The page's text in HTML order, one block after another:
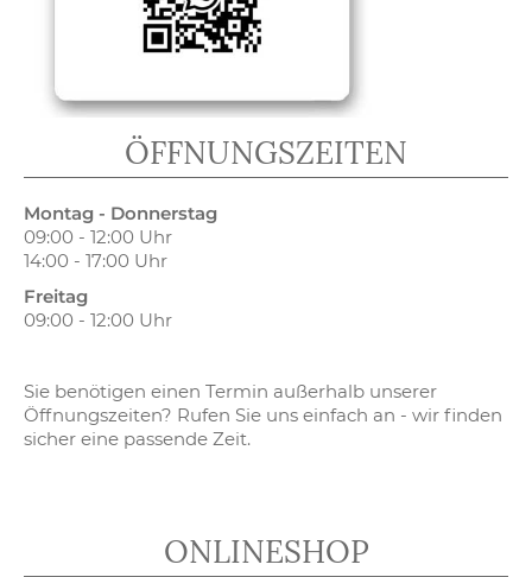
ÖFFNUNGSZEITEN
Montag - Donnerstag
09:00 - 12:00 Uhr
14:00 - 17:00 Uhr
Freitag
09:00 - 12:00 Uhr
Sie benötigen einen Termin außerhalb unserer
Öffnungszeiten? Rufen Sie uns einfach an - wir finden
sicher eine passende Zeit.
ONLINESHOP